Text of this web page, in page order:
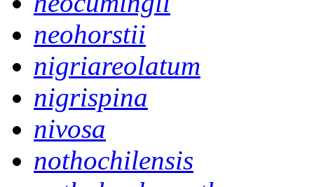
neohorstii
nigriareolatum
nigrispina
nivosa
nothochilensis